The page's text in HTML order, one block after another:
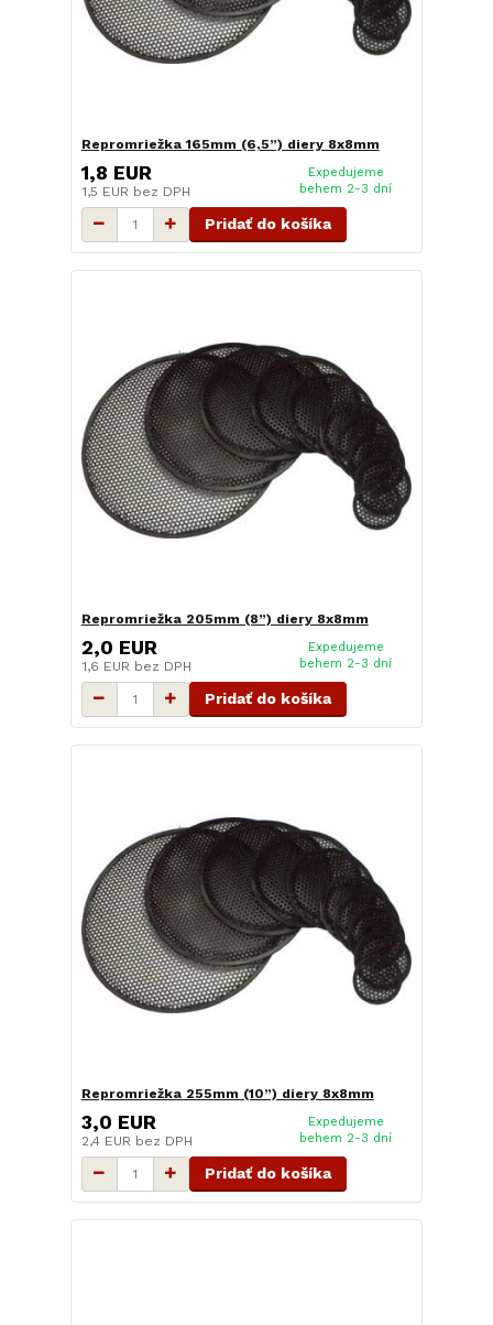
Repromriežka 165mm (6,5”) diery 8x8mm
1,8 EUR
1,5 EUR bez DPH
Expedujeme
behem 2-3 dní
Pridať do košíka
Repromriežka 205mm (8”) diery 8x8mm
2,0 EUR
1,6 EUR bez DPH
Expedujeme
behem 2-3 dní
Pridať do košíka
Repromriežka 255mm (10”) diery 8x8mm
3,0 EUR
2,4 EUR bez DPH
Expedujeme
behem 2-3 dní
Pridať do košíka